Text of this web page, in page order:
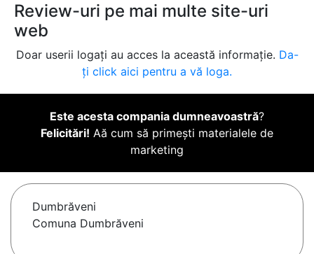
Review-uri pe mai multe site-uri
web
Doar userii logați au acces la această informație. Da-
ți click aici pentru a vă loga.
Este acesta compania dumneavoastră?
Felicitări! Aă cum să primești materialele de
marketing
Dumbrăveni
Comuna Dumbrăveni